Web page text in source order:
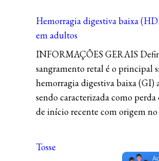
Hemorragia digestiva baixa
em adultos
INFORMAÇÕES GERAIS
sangramento retal é o principal
hemorragia digestiva baixa (GI)
sendo caracterizada como perda
de início recente com origem
Tosse